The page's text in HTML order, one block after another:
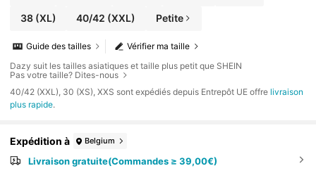
38(XL) 40/42 (XXL) Petite
Vérifier ma taille
Guide des tailles
Dazy suit les tailles asiatiques et taille plus petit que SHEIN
Pas votre taille? Dites-nous
​40/42 (XXL), 30 (XS), XXS sont expédiés depuis Entrepôt UE offre livraison
plus rapide.
Expédition à Belgium
Livraison gratuite(Commandes ≥ 39,00€)